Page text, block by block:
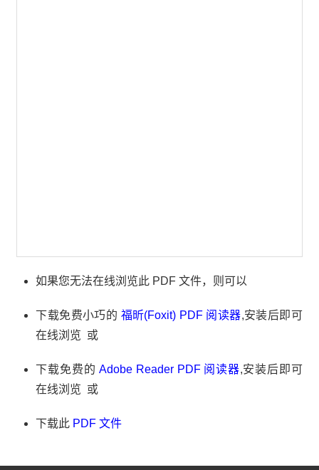
如果您无法在线浏览此 PDF 文件，则可以
下载免费小巧的 福昕(Foxit) PDF 阅读器,安装后即可
在线浏览 或
下载免费的Adobe Reader PDF 阅读器,安装后即可
在线浏览 或
下载此 PDF 文件